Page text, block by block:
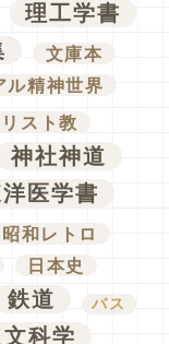
理工学書
文庫本
ル精神世界
スト教
神社神道
医学書
昭和レトロ
日本史
鉄道 バス
文科学